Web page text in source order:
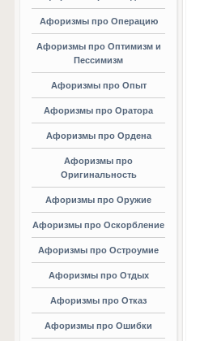
Афоризмы про Операцию
Афоризмы про Оптимизм и
Пессимизм
Афоризмы про Опыт
Афоризмы про Оратора
Афоризмы про Ордена
Афоризмы про
Оригинальность
Афоризмы про Оружие
Афоризмы про Оскорбление
Афоризмы про Остроумие
Афоризмы про Отдых
Афоризмы про Отказ
Афоризмы про Ошибки